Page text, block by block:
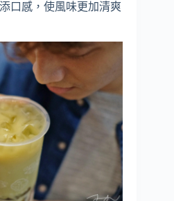
口感，使風味更加清爽